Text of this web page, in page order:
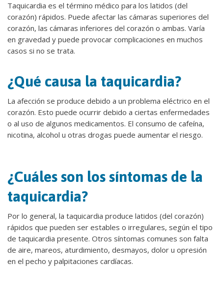
Taquicardia es el término médico para los latidos (del
corazón) rápidos. Puede afectar las cámaras superiores del
corazón, las cámaras inferiores del corazón o ambas. Varía
en gravedad y puede provocar complicaciones en muchos
casos si no se trata.
¿Qué causa la taquicardia?
La afección se produce debido a un problema eléctrico en el
corazón. Esto puede ocurrir debido a ciertas enfermedades
o al uso de algunos medicamentos. El consumo de cafeína,
nicotina, alcohol u otras drogas puede aumentar el riesgo.
¿Cuáles son los síntomas de la
taquicardia?
Por lo general, la taquicardia produce latidos (del corazón)
rápidos que pueden ser estables o irregulares, según el tipo
de taquicardia presente. Otros síntomas comunes son falta
de aire, mareos, aturdimiento, desmayos, dolor u opresión
en el pecho y palpitaciones cardíacas.